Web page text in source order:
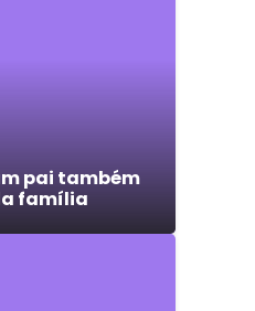
pai também
família